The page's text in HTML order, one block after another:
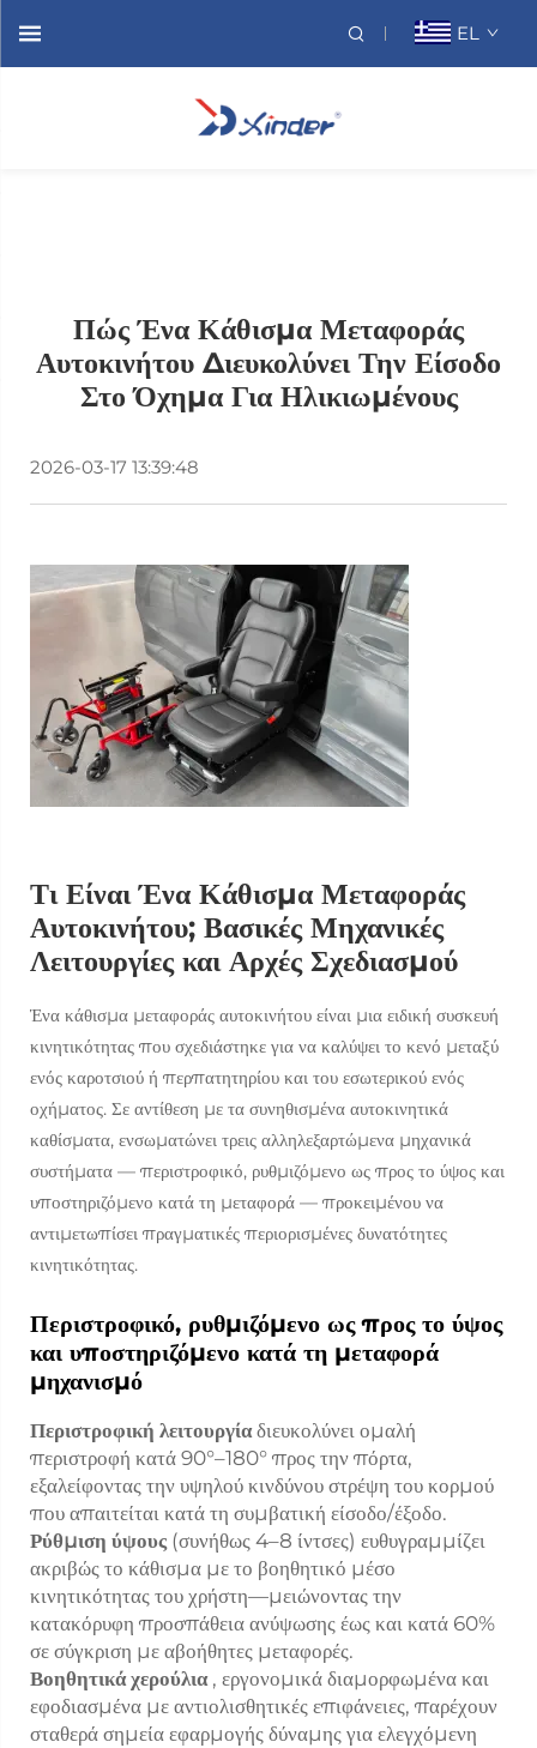
EL
Πώς Ένα Κάθισμα Μεταφοράς
Αυτοκινήτου Διευκολύνει Την Είσοδο
Στο Όχημα Για Ηλικιωμένους
2026-03-17 13:39:48
Τι Είναι Ένα Κάθισμα Μεταφοράς
Αυτοκινήτου; Βασικές Μηχανικές
Λειτουργίες και Αρχές Σχεδιασμού
Ένα κάθισμα μεταφοράς αυτοκινήτου είναι μια ειδική συσκευή
κινητικότητας που σχεδιάστηκε για να καλύψει το κενό μεταξύ
ενός καροτσιού ή περπατητηρίου και του εσωτερικού ενός
οχήματος. Σε αντίθεση με τα συνηθισμένα αυτοκινητικά
καθίσματα, ενσωματώνει τρεις αλληλεξαρτώμενα μηχανικά
συστήματα — περιστροφικό, ρυθμιζόμενο ως προς το ύψος και
υποστηριζόμενο κατά τη μεταφορά — προκειμένου να
αντιμετωπίσει πραγματικές περιορισμένες δυνατότητες
κινητικότητας.
Περιστροφικό, ρυθμιζόμενο ως προς το ύψος
και υποστηριζόμενο κατά τη μεταφορά
μηχανισμό
Περιστροφική λειτουργίαδιευκολύνει ομαλή
περιστροφή κατά 90°–180° προς την πόρτα,
εξαλείφοντας την υψηλού κινδύνου στρέψη του κορμού
που απαιτείται κατά τη συμβατική είσοδο/έξοδο.
Ρύθμιση ύψους (συνήθως 4–8 ίντσες) ευθυγραμμίζει
ακριβώς το κάθισμα με το βοηθητικό μέσο
κινητικότητας του χρήστη—μειώνοντας την
κατακόρυφη προσπάθεια ανύψωσης έως και κατά 60%
σε σύγκριση με αβοήθητες μεταφορές.
Βοηθητικά χερούλια , εργονομικά διαμορφωμένα και
εφοδιασμένα με αντιολισθητικές επιφάνειες, παρέχουν
σταθερά σημεία εφαρμογής δύναμης για ελεγχόμενη